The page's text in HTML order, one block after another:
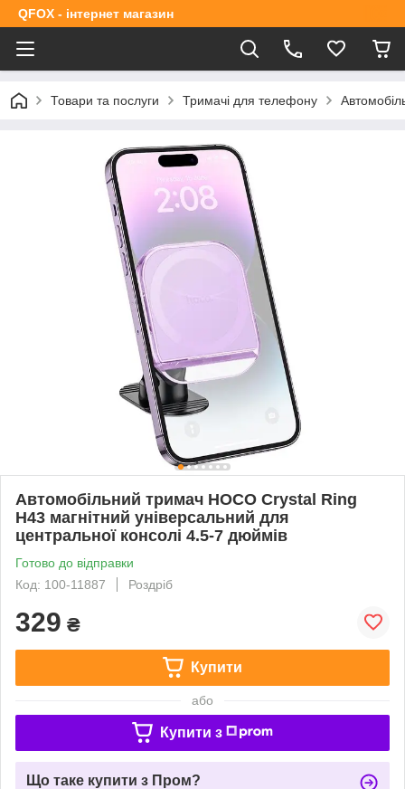
QFOX - інтернет магазин
Товари та послуги Тримачі для телефону
Автомобільний тримач HOCO Crystal Ring
H43 магнітний універсальний для
центральної консолі 4.5-7 дюймів
Готово до відправки
Код: 100-11887
Роздріб
329 ₴
Купити
або
Купити з
Що таке купити з Пром?